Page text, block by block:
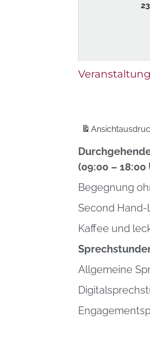
23
Ansicht
(09:00 – 18:00
Begegnung
Second Hand-
Kaffee und
Allgemeine